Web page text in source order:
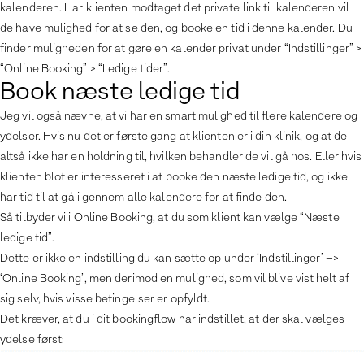
kalenderen. Har klienten modtaget det private link til kalenderen vil
de have mulighed for at se den, og booke en tid i denne kalender. Du
finder muligheden for at gøre en kalender privat under “Indstillinger” >
“Online Booking” > “Ledige tider”.
Book næste ledige tid
Jeg vil også nævne, at vi har en smart mulighed til flere kalendere og
ydelser. Hvis nu det er første gang at klienten er i din klinik, og at de
altså ikke har en holdning til, hvilken behandler de vil gå hos. Eller hvis
klienten blot er interesseret i at booke den næste ledige tid, og ikke
har tid til at gå i gennem alle kalendere for at finde den.
Så tilbyder vi i Online Booking, at du som klient kan vælge “Næste
ledige tid”.
Dette er ikke en indstilling du kan sætte op under ‘Indstillinger’ –>
‘Online Booking’, men derimod en mulighed, som vil blive vist helt af
sig selv, hvis visse betingelser er opfyldt.
Det kræver, at du i dit bookingflow har indstillet, at der skal vælges
ydelse først: